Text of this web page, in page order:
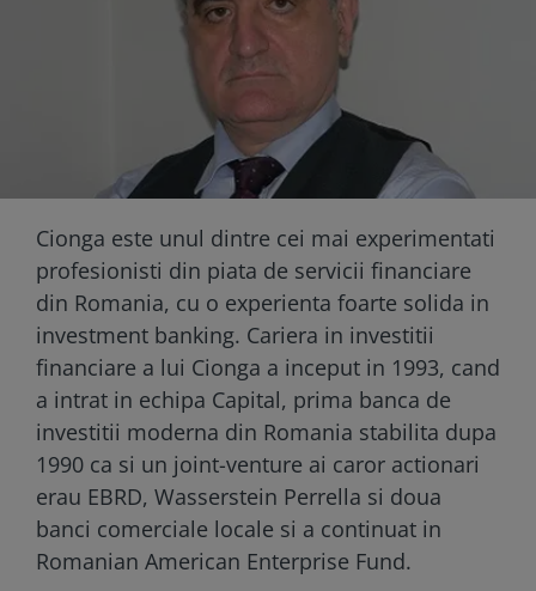
Cionga este unul dintre cei mai experimentati
profesionisti din piata de servicii financiare
din Romania, cu o experienta foarte solida in
investment banking. Cariera in investitii
financiare a lui Cionga a inceput in 1993, cand
a intrat in echipa Capital, prima banca de
investitii moderna din Romania stabilita dupa
1990 ca si un joint-venture ai caror actionari
erau EBRD, Wasserstein Perrella si doua
banci comerciale locale si a continuat in
Romanian American Enterprise Fund.